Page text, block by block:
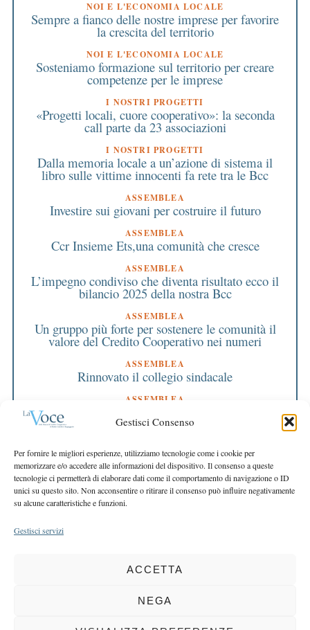
Gestisci Consenso
Per fornire le migliori esperienze, utilizziamo tecnologie come i cookie per
memorizzare e/o accedere alle informazioni del dispositivo. Il consenso a queste
tecnologie ci permetterà di elaborare dati come il comportamento di navigazione o ID
unici su questo sito. Non acconsentire o ritirare il consenso può influire negativamente
su alcune caratteristiche e funzioni.
Gestisci servizi
ACCETTA
NEGA
NOI E L'ECONOMIA LOCALE
Sempre a fianco delle nostre imprese per favorire
la crescita del territorio
NOI E L'ECONOMIA LOCALE
Sosteniamo formazione sul territorio per creare
competenze per le imprese
I NOSTRI PROGETTI
«Progetti locali, cuore cooperativo»: la seconda
call parte da 23 associazioni
I NOSTRI PROGETTI
Dalla memoria locale a un’azione di sistema il
libro sulle vittime innocenti fa rete tra le Bcc
ASSEMBLEA
Investire sui giovani per costruire il futuro
ASSEMBLEA
Ccr Insieme Ets,una comunità che cresce
ASSEMBLEA
L’impegno condiviso che diventa risultato ecco il
bilancio 2025 della nostra Bcc
ASSEMBLEA
Un gruppo più forte per sostenere le comunità il
valore del Credito Cooperativo nei numeri
ASSEMBLEA
Rinnovato il collegio sindacale
ASSEMBLEA
Bilancio approvato all’unanimità e 2 milioni
destinati al territorio
EDITORIALE DIRETTORE
Crescere restando riconoscibili
EDITORIALE PRESIDENTE
Costruire futuro insieme
COPYRIGHT 2025 LA VOCE |PRIVACY
BCC DI BUSTO GAROLFO E BUGUGGIATE